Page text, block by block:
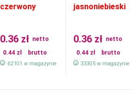
czerwony
0.36 zł netto
0.44 zł brutto
62101 w magazynie
jasnoniebieski
0.36 zł netto
0.44 zł brutto
33305 w magazynie